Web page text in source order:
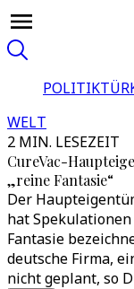
POLITIK
WELT
2 MIN. LESEZEIT
CureVac-
„reine Fantasie“
Der
hat
Fantasie
deutsche Firma,
nicht geplant, so